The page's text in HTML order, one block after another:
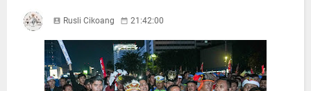
Rusli Cikoang 21:42:00